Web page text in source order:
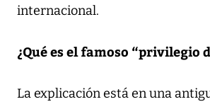
internacional.
¿Qué es el famoso “privilegio
La explicación está en una